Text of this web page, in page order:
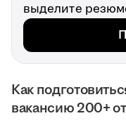
выделите
Как
вакансию 200+